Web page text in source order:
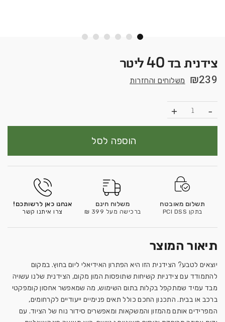
צידנית בד 40 ליטר
₪239 משלוחים והחזרות
הוספה לסל
תשלום מאובטח
בתקן PCI DSS
משלוח חינם
ברכישה מעל 399 ₪
אנחנו כאן לרשותכם!
צרו איתנו קשר
תיאור המוצר
יוצאים לטבע? הצידנית הזו היא הפתרון האידיאלי ליום בחוץ. במקום
להתמודד עם צידניות קשיחות שתופסות המון מקום, הצידנית שלנו עשויה
מבד עמיד שמתקפל בקלות בתום השימוש, מה שמאפשר אחסון קומפקטי
ברכב או בבית. התכנון החכם כולל תאים פנימיים ייעודיים לקרחומים,
המפרידים אותם מהמזון והמשקאות ומאפשרים סידור נוח של הציוד. עם